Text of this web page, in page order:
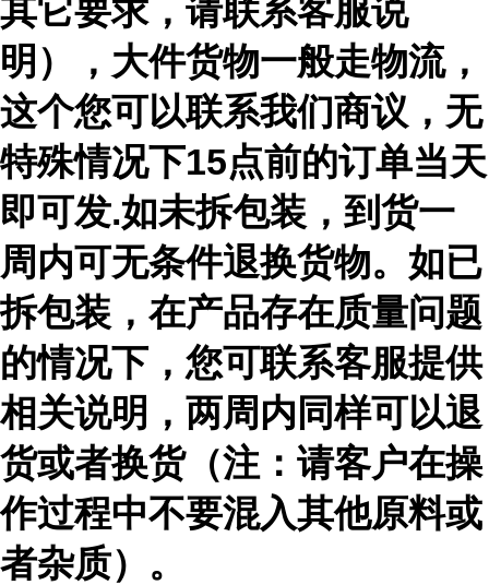
其它要求，请联系客服说
明），大件货物一般走物流，
这个您可以联系我们商议，无
特殊情况下15点前的订单当天
即可发.如未拆包装，到货一
周内可无条件退换货物。如已
拆包装，在产品存在质量问题
的情况下，您可联系客服提供
相关说明，两周内同样可以退
货或者换货（注：请客户在操
作过程中不要混入其他原料或
者杂质）。